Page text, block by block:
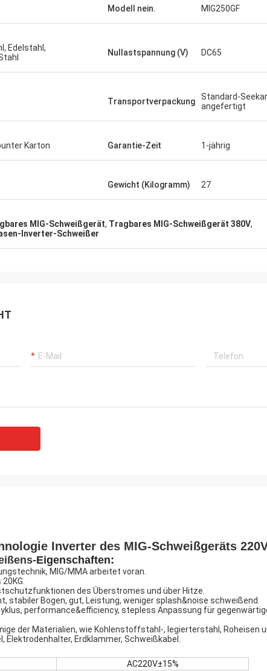
Modell nein. MIG250GF
Edelstahl,
Nullastspannung (V) DC65
Transportverpackung
Standard-
angefertigt
Karton Garantie-Zeit 1-jährig
Gewicht (Kilogramm) 27
MIG-Schweißgerät, Tragbares MIG-Schweißgerät 380V,
Inverter-Schweißer
Inverter des MIG-Schweißgeräts
Eigenschaften:
MIG/MMA arbeitet voran.
des Überstromes und über Hitze.
stabiler Bogen, gut, Leistung, weniger splash&noise schweißend.
performance&efficiency, stepless Anpassung für
der Materialien, wie Kohlenstoffstahl-, legierterstahl, Roheisen
Erdklammer, Schweißkabel.
AC220V±15%